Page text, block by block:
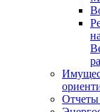
Отчеты